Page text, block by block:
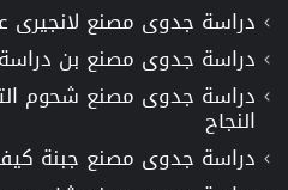
دراسة جدوى مصنع لانجيرى
دراسة جدوى مصنع بن دراسة
دراسة جدوى مصنع شحوم
النجاح
دراسة جدوى مصنع جبنة